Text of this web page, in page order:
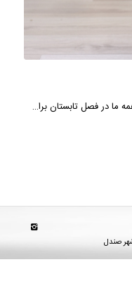
ما در فصل تابستان برا…
صندل